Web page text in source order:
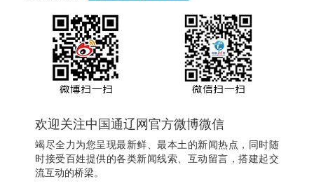
欢迎关注中国通辽网官方微博微信
竭尽全力为您呈现最新鲜、最本土的新闻热点，同时随
时接受百姓提供的各类新闻线索、互动留言，搭建起交
流互动的桥梁。